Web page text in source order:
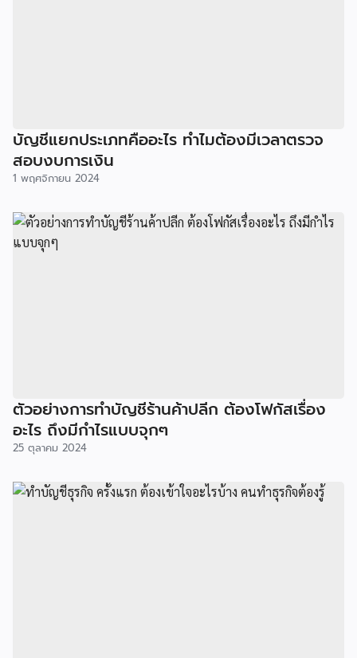
บัญชีแยกประเภทคืออะไร ทำไมต้องมีเวลาตรวจ
สอบงบการเงิน
1 พฤศจิกายน 2024
ตัวอย่างการทำบัญชีร้านค้าปลีก ต้องโฟกัสเรื่อง
อะไร ถึงมีกำไรแบบจุกๆ
25 ตุลาคม 2024